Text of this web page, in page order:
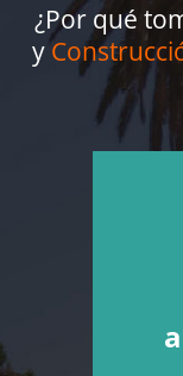
¿Por qué
y